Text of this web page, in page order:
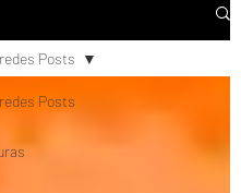
Posts
Posts